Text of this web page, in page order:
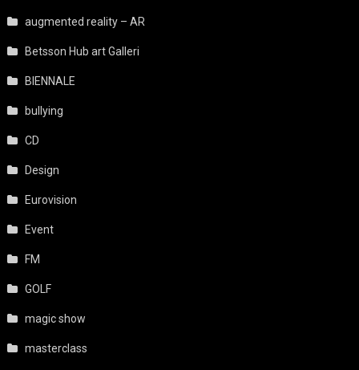
augmented reality – AR
Betsson Hub art Galleri
BIENNALE
bullying
CD
Design
Eurovision
Event
FM
GOLF
magic show
masterclass